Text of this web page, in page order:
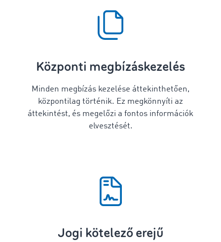
Központi megbízáskezelés
Minden megbízás kezelése áttekinthetően,
központilag történik. Ez megkönnyíti az
áttekintést, és megelőzi a fontos információk
elvesztését.
Jogi kötelező erejű